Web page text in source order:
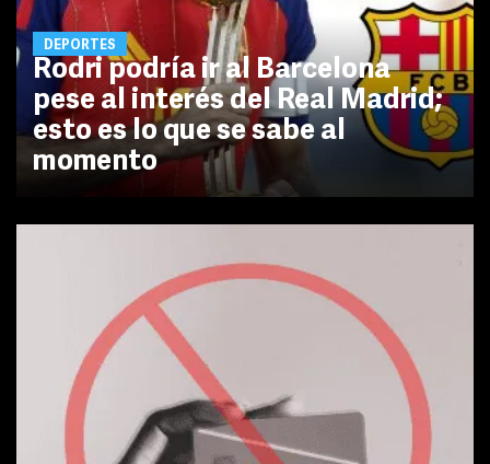
DEPORTES
Rodri podría ir al Barcelona
pese al interés del Real Madrid;
esto es lo que se sabe al
momento